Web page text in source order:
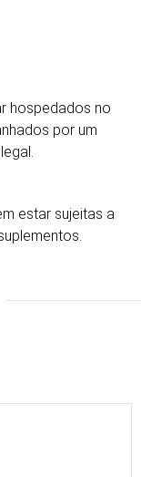
hospedados no
por um
estar sujeitas a